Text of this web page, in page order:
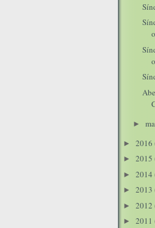
►
► 2016
► 2015
► 2014
► 2013
► 2012
► 2011